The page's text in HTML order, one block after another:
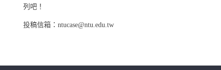
列吧！
投稿信箱：ntucase@ntu.edu.tw